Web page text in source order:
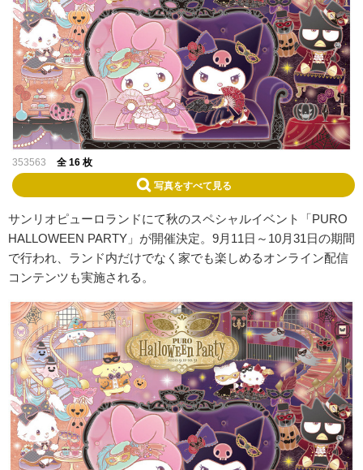
353563 全 16 枚
写真をすべて見る
サンリオピューロランドにて秋のスペシャルイベント「PURO
HALLOWEEN PARTY」が開催決定。9月11日～10月31日の期間
で行われ、ランド内だけでなく家でも楽しめるオンライン配信
コンテンツも実施される。